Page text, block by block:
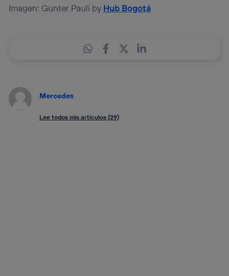
Imagen: Gunter Pauli by Hub Bogotá
Mercedes
Lee todos mis artículos (29)